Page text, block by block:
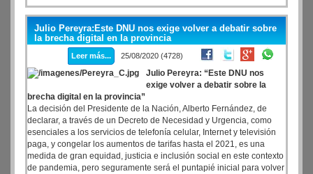
Julio Pereyra:Este DNU nos exige volver a debatir sobre
la brecha digital en la provincia
Leer más... 25/08/2020 (4728)
Julio Pereyra: “Este DNU nos
exige volver a debatir sobre la
brecha digital en la provincia”
La decisión del Presidente de la Nación, Alberto Fernández, de
declarar, a través de un Decreto de Necesidad y Urgencia, como
esenciales a los servicios de telefonía celular, Internet y televisión
paga, y congelar los aumentos de tarifas hasta el 2021, es una
medida de gran equidad, justicia e inclusión social en este contexto
de pandemia, pero seguramente será el puntapié inicial para volver